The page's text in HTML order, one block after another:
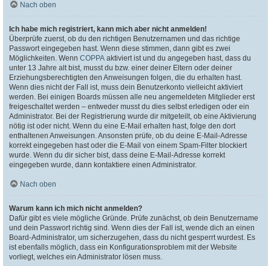
Nach oben
Ich habe mich registriert, kann mich aber nicht anmelden!
Überprüfe zuerst, ob du den richtigen Benutzernamen und das richtige
Passwort eingegeben hast. Wenn diese stimmen, dann gibt es zwei
Möglichkeiten. Wenn COPPA aktiviert ist und du angegeben hast, dass du
unter 13 Jahre alt bist, musst du bzw. einer deiner Eltern oder deiner
Erziehungsberechtigten den Anweisungen folgen, die du erhalten hast.
Wenn dies nicht der Fall ist, muss dein Benutzerkonto vielleicht aktiviert
werden. Bei einigen Boards müssen alle neu angemeldeten Mitglieder erst
freigeschaltet werden – entweder musst du dies selbst erledigen oder ein
Administrator. Bei der Registrierung wurde dir mitgeteilt, ob eine Aktivierung
nötig ist oder nicht. Wenn du eine E-Mail erhalten hast, folge den dort
enthaltenen Anweisungen. Ansonsten prüfe, ob du deine E-Mail-Adresse
korrekt eingegeben hast oder die E-Mail von einem Spam-Filter blockiert
wurde. Wenn du dir sicher bist, dass deine E-Mail-Adresse korrekt
eingegeben wurde, dann kontaktiere einen Administrator.
Nach oben
Warum kann ich mich nicht anmelden?
Dafür gibt es viele mögliche Gründe. Prüfe zunächst, ob dein Benutzername
und dein Passwort richtig sind. Wenn dies der Fall ist, wende dich an einen
Board-Administrator, um sicherzugehen, dass du nicht gesperrt wurdest. Es
ist ebenfalls möglich, dass ein Konfigurationsproblem mit der Website
vorliegt, welches ein Administrator lösen muss.